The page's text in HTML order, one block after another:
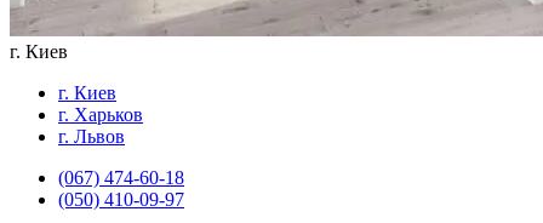
г. Киев
г. Киев
г. Харьков
г. Львов
(067) 474-60-18
(050) 410-09-97